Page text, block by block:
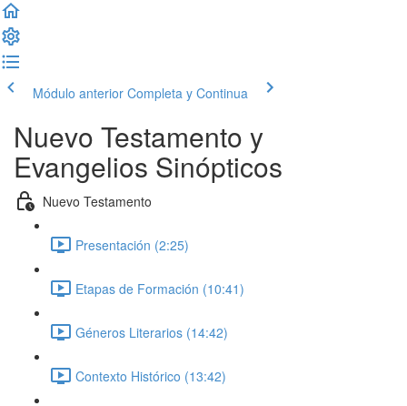
Módulo anterior Completa y Continua
Nuevo Testamento y
Evangelios Sinópticos
Nuevo Testamento
Presentación (2:25)
Etapas de Formación (10:41)
Géneros Literarios (14:42)
Contexto Histórico (13:42)